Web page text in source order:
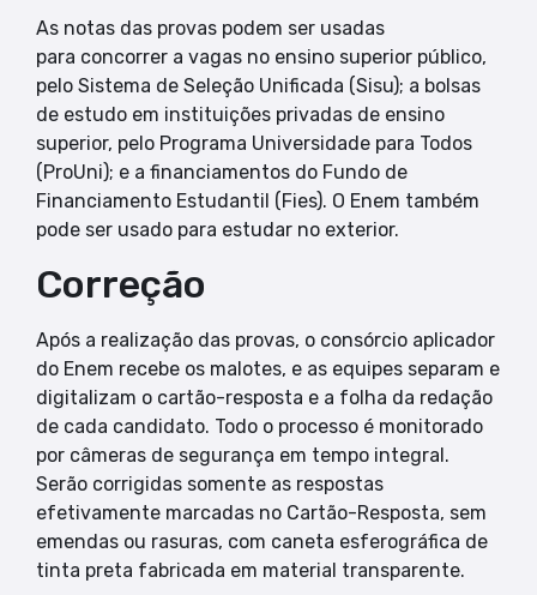
As notas das provas podem ser usadas
para concorrer a vagas no ensino superior público,
pelo Sistema de Seleção Unificada (Sisu); a bolsas
de estudo em instituições privadas de ensino
superior, pelo Programa Universidade para Todos
(ProUni); e a financiamentos do Fundo de
Financiamento Estudantil (Fies). O Enem também
pode ser usado para estudar no exterior.
Correção
Após a realização das provas, o consórcio aplicador
do Enem recebe os malotes, e as equipes separam e
digitalizam o cartão-resposta e a folha da redação
de cada candidato. Todo o processo é monitorado
por câmeras de segurança em tempo integral.
Serão corrigidas somente as respostas
efetivamente marcadas no Cartão-Resposta, sem
emendas ou rasuras, com caneta esferográfica de
tinta preta fabricada em material transparente.